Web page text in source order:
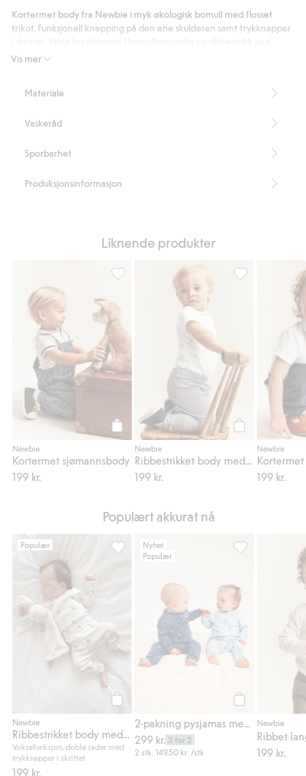
Vis mer
Kortermet body fra Newbie i myk økologisk bomull med flosset
trikot. Funksjonell knepping på den ene skulderen samt trykknapper
halsen og anklene.
Organic cotton – GOTS
Materiale
Vaskeråd
Sporbarhet
Produksjonsinformasjon
Liknende produkter
Legg til
Newbie
Kortermet sjømannsbody
199 kr.
Kortermet sjømannsbody, Legg til i
Legg til
Newbie
199 kr.
Ribbestrikket
Newbie
199 kr.
Populært akkurat nå
Populær
Legg til
Newbie
Voksefunksjon, doble rader med
trykknapper i skrittet
199 kr.
Ribbestrikket body med kosebamser,
Nyhet
Populær
299 kr. 3 for 2
2 stk.149,50 kr. /stk
2-pakning
Newbie
Ribbet
199 kr.